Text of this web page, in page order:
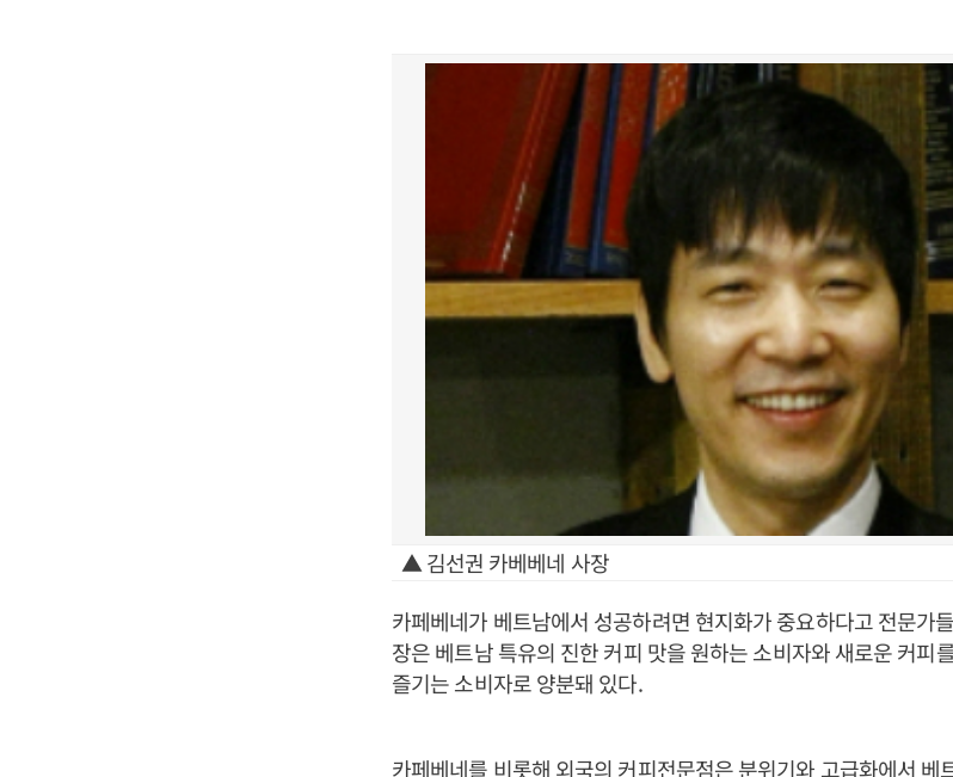
▲ 김선권 카베베네 사장
카페베네가 베트남에서 성공하려면 현지화가 중요하다고 전문가
장은 베트남 특유의 진한 커피 맛을 원하는 소비자와 새로운 커피
즐기는 소비자로 양분돼 있다.
카페베네를 비롯해 외국의 커피전문점은 분위기와 고급화에서 베